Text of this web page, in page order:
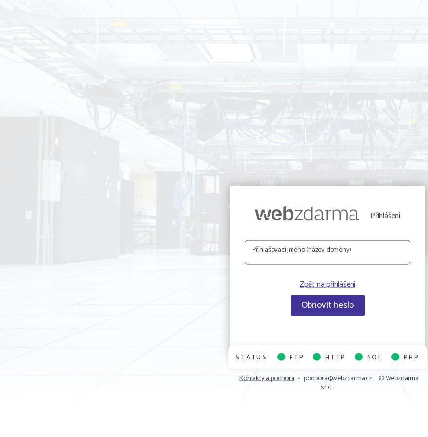
Přihlášení
Přihlašovací jméno (název domény)
Zpět na přihlášení
Obnovit heslo
STATUS FTP HTTP SQL PHP
Kontakty a podpora • podpora@webzdarma.cz © Webzdarma
s.r.o.